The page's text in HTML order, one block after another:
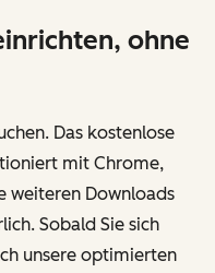
ohne
Das kostenlose
mit Chrome,
weiteren Downloads
Sobald Sie sich
unsere optimierten